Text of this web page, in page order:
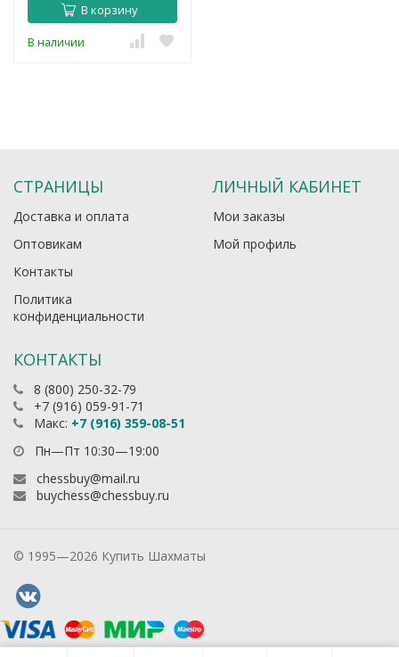
В корзину
В наличии
СТРАНИЦЫ
Доставка и оплата
Оптовикам
Контакты
Политика
конфиденциальности
ЛИЧНЫЙ КАБИНЕТ
Мои заказы
Мой профиль
КОНТАКТЫ
8 (800) 250-32-79
+7 (916) 059-91-71
Макс: +7 (916) 359-08-51
Пн—Пт 10:30—19:00
chessbuy@mail.ru
buychess@chessbuy.ru
© 1995—2026 Купить Шахматы